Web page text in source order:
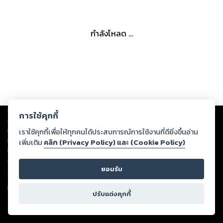
กำลังโหลด ...
Copyright © 2026
ต่อผลงานหรือเนื้อหาใดที่อัปโหลดผ่านเว็บไซต์และปรากฏว่าละเมิดสิทธิใน
ทรัพย์สินทางปัญญาของบุคคลอื่นหรือขัดต่อกฎหมายและศีลธรรม ดังนั้น ผู้อ่าน
ทุกท่านโปรดใช้วิจารณญาณในการกลั่นกรองด้วยตนเอง และหากท่านพบว่าส่วน
หนึ่งส่วนใดขัดต่อกฎหมายและศีลธรรม กรุณาแจ้งมายังบริษัท เพื่อทีมงานจะได้
ดำเนินการในทันที ทั้งนี้ ทางสตอรี่ล็อกขอสงวนลิขสิทธิ์ตามพระราชบัญญัติ
ลิขสิทธิ์ พ.ศ. 2537 (ฉบับล่าสุด)
For support: member@ookbee.com
Version
การใช้คุกกี้
เราใช้คุกกี้เพื่อให้ทุกคนได้ประสบการณ์การใช้งานที่ดียิ่งขึ้นอ่าน
เพิ่มเติม คลิก (Privacy Policy) และ (Cookie Policy)
ยอมรับ
ปรับแต่งคุกกี้